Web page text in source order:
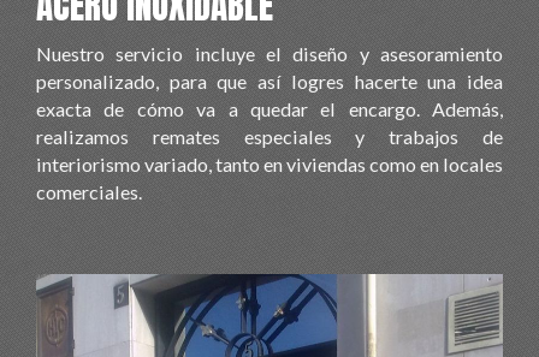
Nuestro servicio incluye el diseño y asesoramiento
personalizado, para que así logres hacerte una idea
exacta de cómo va a quedar el encargo. Además,
realizamos remates especiales y trabajos de
interiorismo variado, tanto en viviendas como en locales
comerciales.